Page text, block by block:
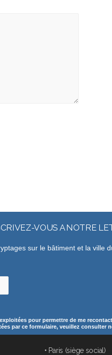
VOUS A NOTRE
sur le bâtiment et la ville
pour permettre de me
par ce formulaire, veuillez consulter
• Paris (siège social)